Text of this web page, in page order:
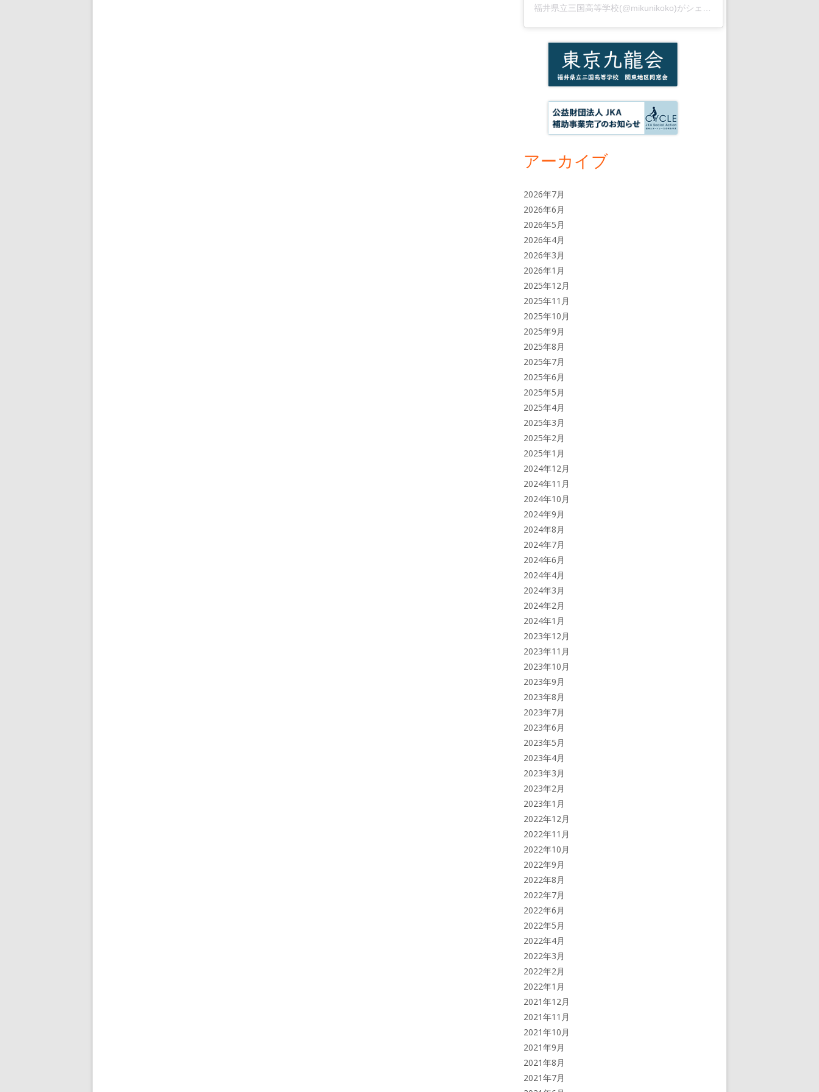
アーカイブ
2026年7月
2026年6月
2026年5月
2026年4月
2026年3月
2026年1月
2025年12月
2025年11月
2025年10月
2025年9月
2025年8月
2025年7月
2025年6月
2025年5月
2025年4月
2025年3月
2025年2月
2025年1月
2024年12月
2024年11月
2024年10月
2024年9月
2024年8月
2024年7月
2024年6月
2024年4月
2024年3月
2024年2月
2024年1月
2023年12月
2023年11月
2023年10月
2023年9月
2023年8月
2023年7月
2023年6月
2023年5月
2023年4月
2023年3月
2023年2月
2023年1月
2022年12月
2022年11月
2022年10月
2022年9月
2022年8月
2022年7月
2022年6月
2022年5月
2022年4月
2022年3月
2022年2月
2022年1月
2021年12月
2021年11月
2021年10月
2021年9月
2021年8月
2021年7月